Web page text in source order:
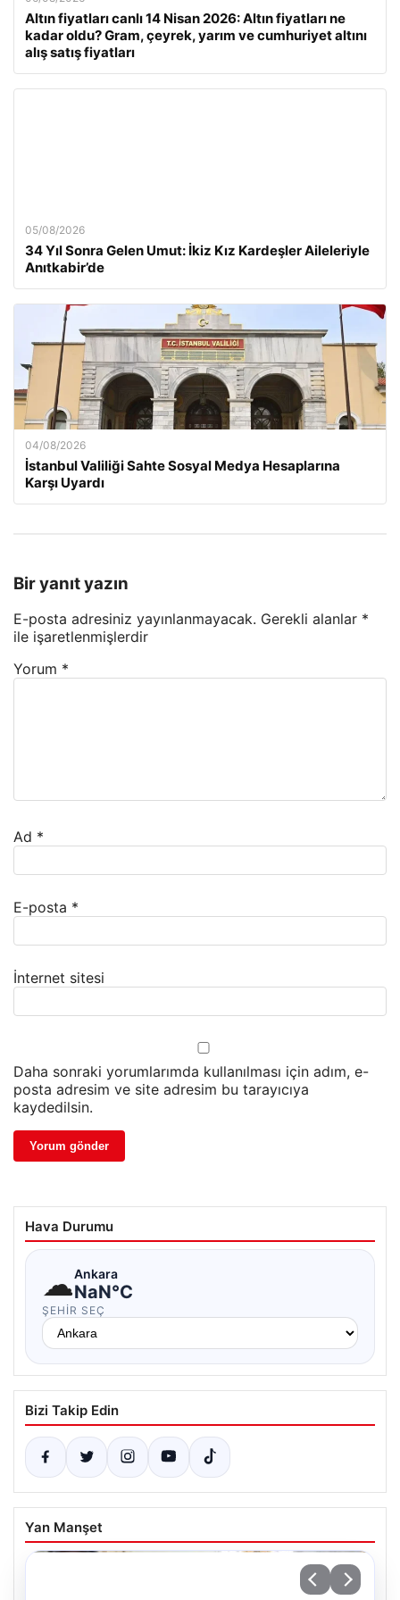
Altın fiyatları canlı 14 Nisan 2026: Altın fiyatları ne
kadar oldu? Gram, çeyrek, yarım ve cumhuriyet altını
alış satış fiyatları
05/08/2026
34 Yıl Sonra Gelen Umut: İkiz Kız Kardeşler Aileleriyle
Anıtkabir’de
04/08/2026
İstanbul Valiliği Sahte Sosyal Medya Hesaplarına
Karşı Uyardı
Bir yanıt yazın
E-posta adresiniz yayınlanmayacak. Gerekli alanlar *
ile işaretlenmişlerdir
Yorum *
Ad *
E-posta *
İnternet sitesi
Daha sonraki yorumlarımda kullanılması için adım, e-
posta adresim ve site adresim bu tarayıcıya
kaydedilsin.
Hava Durumu
☁Ankara
NaN°C
ŞEHIR SEÇ
Bizi Takip Edin
Yan Manşet